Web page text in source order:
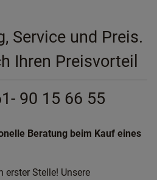
Service und Preis.
Ihren Preisvorteil
90 15 66 55
Beratung beim Kauf eines
erster Stelle! Unsere